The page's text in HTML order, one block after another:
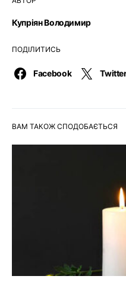
Купріян Володимир
ПОДІЛИТИСЬ
Facebook
ВАМ ТАКОЖ СПОДОБАЄТЬСЯ